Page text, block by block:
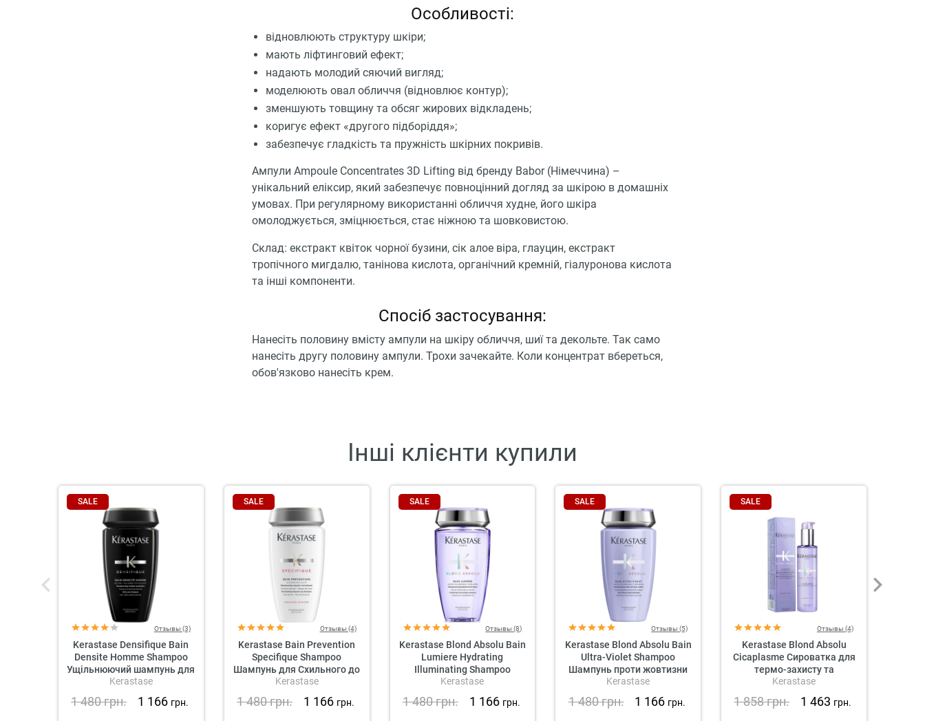
Особливості:
відновлюють структуру шкіри;
мають ліфтинговий ефект;
надають молодий сяючий вигляд;
моделюють овал обличчя (відновлює контур);
зменшують товщину та обсяг жирових відкладень;
коригує ефект «другого підборіддя»;
забезпечує гладкість та пружність шкірних покривів.
Ампули Ampoule Concentrates 3D Lifting від бренду Babor (Німеччина) –
унікальний еліксир, який забезпечує повноцінний догляд за шкірою в домашніх
умовах. При регулярному використанні обличчя худне, його шкіра
омолоджується, зміцнюється, стає ніжною та шовковистою.
Склад: екстракт квіток чорної бузини, сік алое віра, глауцин, екстракт
тропічного мигдалю, танінова кислота, органічний кремній, гіалуронова кислота
та інші компоненти.
Спосіб застосування:
Нанесіть половину вмісту ампули на шкіру обличчя, шиї та декольте. Так само
нанесіть другу половину ампули. Трохи зачекайте. Коли концентрат вбереться,
обов'язково нанесіть крем.
Інші клієнти купили
SALE
Отзывы (3)
Kerastase Densifique Bain
Densite Homme Shampoo
Ущільнюючий шампунь для
збільшення густини
волосся для чоловіків
Kerastase
1 480грн. 1 166 грн.
SALE
Отзывы (4)
Kerastase Bain Prevention
Specifique Shampoo
Шампунь для Схильного до
Випадіння Волосся
Kerastase
1 480грн. 1 166 грн.
SALE
Отзывы (8)
Kerastase Blond Absolu Bain
Lumiere Hydrating
Illuminating Shampoo
Зволожувальний шампунь
для світлого та
мелірованого волосся
Kerastase
1 480грн. 1 166 грн.
SALE
Отзывы (5)
Kerastase Blond Absolu Bain
Ultra-Violet Shampoo
Шампунь проти жовтизни
Kerastase
1 480грн. 1 166 грн.
SALE
Отзывы (4)
Kerastase Blond Absolu
Cicaplasme Сироватка для
термо-захисту та
зміцнення волосся
Kerastase
1 858грн. 1 463 грн.